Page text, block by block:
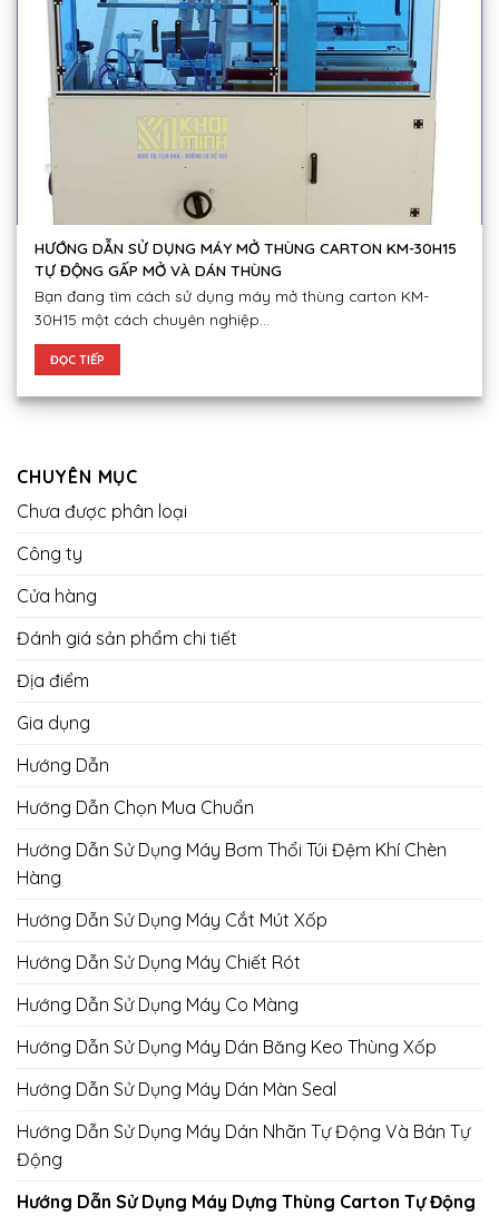
HƯỚNG DẪN SỬ DỤNG MÁY MỞ THÙNG CARTON KM-30H15
TỰ ĐỘNG GẤP MỞ VÀ DÁN THÙNG
Bạn đang tìm cách sử dụng máy mở thùng carton KM-
30H15 một cách chuyên nghiệp...
ĐỌC TIẾP
CHUYÊN MỤC
Chưa được phân loại
Công ty
Cửa hàng
Đánh giá sản phẩm chi tiết
Địa điểm
Gia dụng
Hướng Dẫn
Hướng Dẫn Chọn Mua Chuẩn
Hướng Dẫn Sử Dụng Máy Bơm Thổi Túi Đệm Khí Chèn
Hàng
Hướng Dẫn Sử Dụng Máy Cắt Mút Xốp
Hướng Dẫn Sử Dụng Máy Chiết Rót
Hướng Dẫn Sử Dụng Máy Co Màng
Hướng Dẫn Sử Dụng Máy Dán Băng Keo Thùng Xốp
Hướng Dẫn Sử Dụng Máy Dán Màn Seal
Hướng Dẫn Sử Dụng Máy Dán Nhãn Tự Động Và Bán Tự
Động
Hướng Dẫn Sử Dụng Máy Dựng Thùng Carton Tự Động